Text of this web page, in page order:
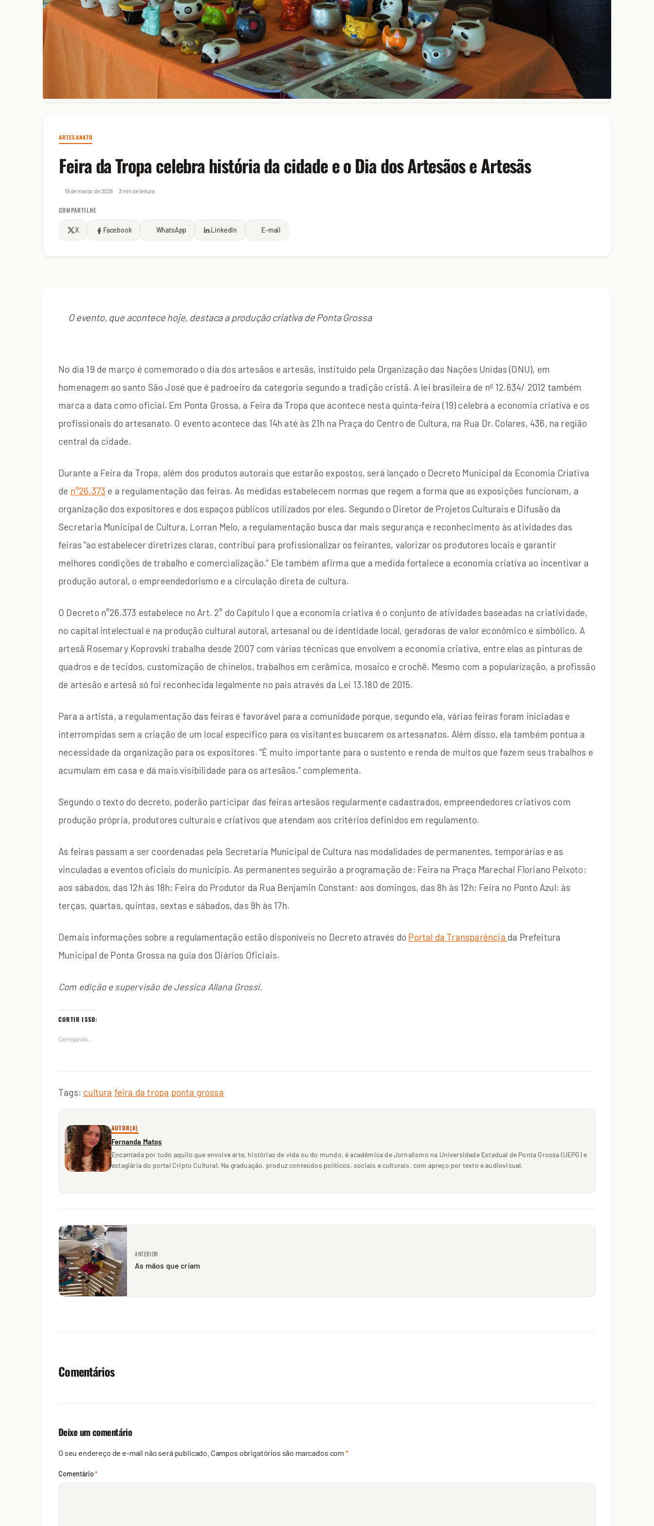
ARTESANATO
Feira da Tropa celebra história da cidade e o Dia dos Artesãos e Artesãs
19 de março de 2026 3 min de leitura
COMPARTILHE
X Facebook WhatsApp LinkedIn E-mail
O evento, que acontece hoje, destaca a produção criativa de Ponta Grossa
No dia 19 de março é comemorado o dia dos artesãos e artesãs, instituído pela Organização das Nações Unidas (ONU), em
homenagem ao santo São José que é padroeiro da categoria segundo a tradição cristã. A lei brasileira de nº 12.634/ 2012 também
marca a data como oficial. Em Ponta Grossa, a Feira da Tropa que acontece nesta quinta-feira (19) celebra a economia criativa e os
profissionais do artesanato. O evento acontece das 14h até às 21h na Praça do Centro de Cultura, na Rua Dr. Colares, 436, na região
central da cidade.
Durante a Feira da Tropa, além dos produtos autorais que estarão expostos, será lançado o Decreto Municipal da Economia Criativa
de n°26.373 e a regulamentação das feiras. As medidas estabelecem normas que regem a forma que as exposições funcionam, a
organização dos expositores e dos espaços públicos utilizados por eles. Segundo o Diretor de Projetos Culturais e Difusão da
Secretaria Municipal de Cultura, Lorran Melo, a regulamentação busca dar mais segurança e reconhecimento às atividades das
feiras “ao estabelecer diretrizes claras, contribui para profissionalizar os feirantes, valorizar os produtores locais e garantir
melhores condições de trabalho e comercialização.” Ele também afirma que a medida fortalece a economia criativa ao incentivar a
produção autoral, o empreendedorismo e a circulação direta de cultura.
O Decreto n°26.373 estabelece no Art. 2° do Capítulo I que a economia criativa é o conjunto de atividades baseadas na criatividade,
no capital intelectual e na produção cultural autoral, artesanal ou de identidade local, geradoras de valor econômico e simbólico. A
artesã Rosemary Koprovski trabalha desde 2007 com várias técnicas que envolvem a economia criativa, entre elas as pinturas de
quadros e de tecidos, customização de chinelos, trabalhos em cerâmica, mosaico e crochê. Mesmo com a popularização, a profissão
de artesão e artesã só foi reconhecida legalmente no país através da Lei 13.180 de 2015.
Para a artista, a regulamentação das feiras é favorável para a comunidade porque, segundo ela, várias feiras foram iniciadas e
interrompidas sem a criação de um local específico para os visitantes buscarem os artesanatos. Além disso, ela também pontua a
necessidade da organização para os expositores. “É muito importante para o sustento e renda de muitos que fazem seus trabalhos e
acumulam em casa e dá mais visibilidade para os artesãos.” complementa.
Segundo o texto do decreto, poderão participar das feiras artesãos regularmente cadastrados, empreendedores criativos com
produção própria, produtores culturais e criativos que atendam aos critérios definidos em regulamento.
As feiras passam a ser coordenadas pela Secretaria Municipal de Cultura nas modalidades de permanentes, temporárias e as
vinculadas a eventos oficiais do município. As permanentes seguirão a programação de: Feira na Praça Marechal Floriano Peixoto:
aos sábados, das 12h às 18h; Feira do Produtor da Rua Benjamin Constant: aos domingos, das 8h às 12h; Feira no Ponto Azul: às
terças, quartas, quintas, sextas e sábados, das 9h às 17h.
Demais informações sobre a regulamentação estão disponíveis no Decreto através do Portal da Transparência da Prefeitura
Municipal de Ponta Grossa na guia dos Diários Oficiais.
Com edição e supervisão de Jessica Allana Grossi.
CURTIR ISSO:
Carregando...
Tags: cultura feira da tropa ponta grossa
AUTOR(A)
Fernanda Matos
Encantada por tudo aquilo que envolve arte, histórias de vida ou do mundo, é acadêmica de Jornalismo na Universidade Estadual de Ponta Grossa (UEPG) e
estagiária do portal Cripto Cultural. Na graduação, produz conteúdos políticos, sociais e culturais, com apreço por texto e audiovisual.
ANTERIOR
As mãos que criam
Comentários
Deixe um comentário
O seu endereço de e-mail não será publicado. Campos obrigatórios são marcados com *
Comentário*